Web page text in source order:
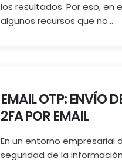
los resultados. Por eso,
algunos recursos que no...
EMAIL OTP: ENVÍO
2FA POR EMAIL
En un entorno
seguridad de la